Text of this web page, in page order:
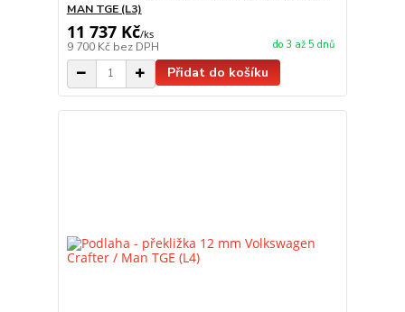
MAN TGE (L3)
11 737 Kč/ks
9 700 Kč bez DPH do 3 až 5 dnů
Přidat do košíku